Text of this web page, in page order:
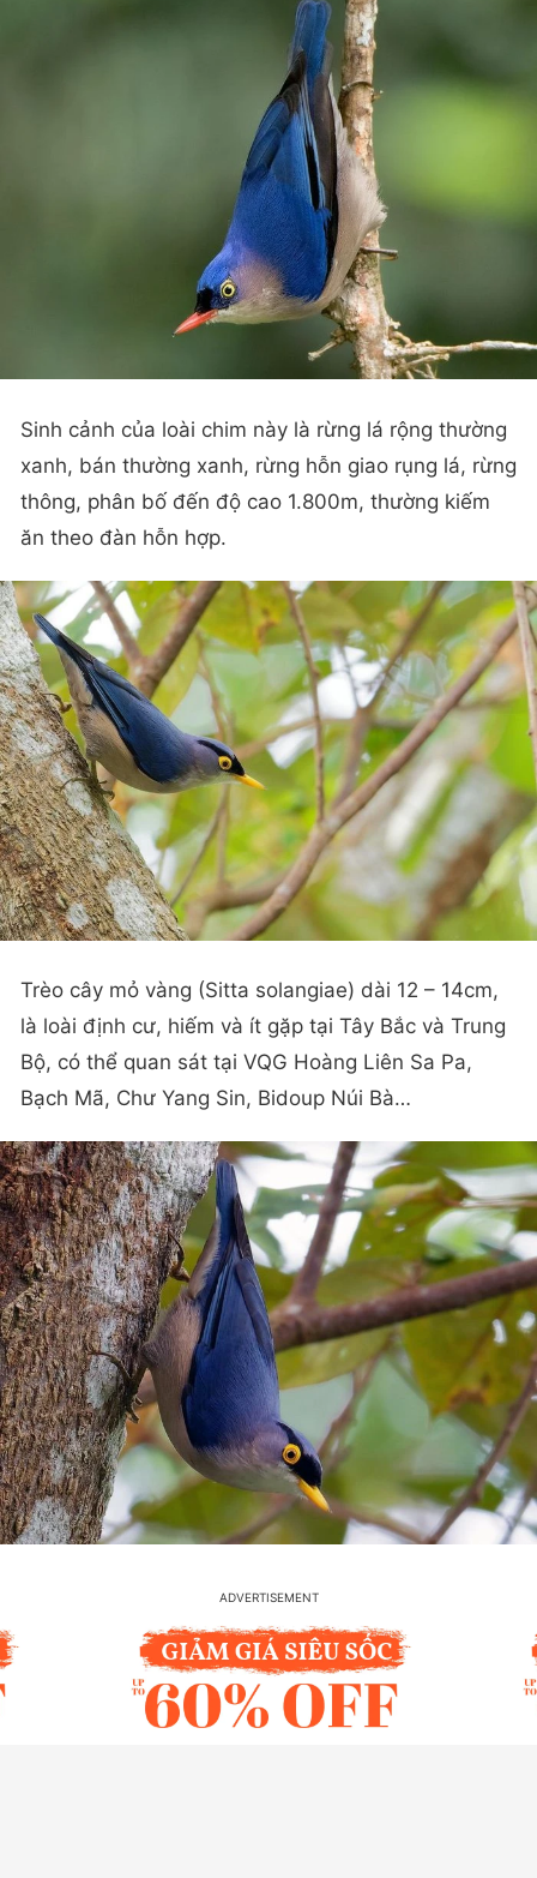
Sinh cảnh của loài chim này là rừng lá rộng thường
xanh, bán thường xanh, rừng hỗn giao rụng lá, rừng
thông, phân bố đến độ cao 1.800m, thường kiếm
ăn theo đàn hỗn hợp.
Trèo cây mỏ vàng (Sitta solangiae) dài 12 – 14cm,
là loài định cư, hiếm và ít gặp tại Tây Bắc và Trung
Bộ, có thể quan sát tại VQG Hoàng Liên Sa Pa,
Bạch Mã, Chư Yang Sin, Bidoup Núi Bà…